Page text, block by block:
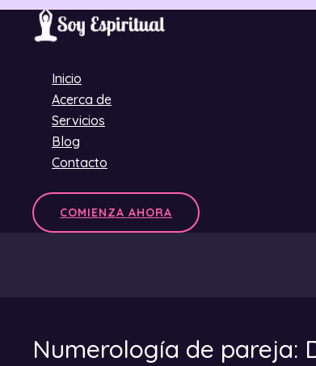
Ir
Inicio
Acerca de
Servicios
Blog
Contacto
COMIENZA AHORA
Numerología de pareja: